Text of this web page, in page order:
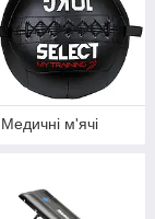
Медичні м'ячі